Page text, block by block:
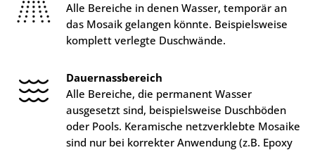
Alle Bereiche in denen Wasser, temporär an
das Mosaik gelangen könnte. Beispielsweise
komplett verlegte Duschwände.
Dauernassbereich
Alle Bereiche, die permanent Wasser
ausgesetzt sind, beispielsweise Duschböden
oder Pools. Keramische netzverklebte Mosaike
sind nur bei korrekter Anwendung (z.B. Epoxy